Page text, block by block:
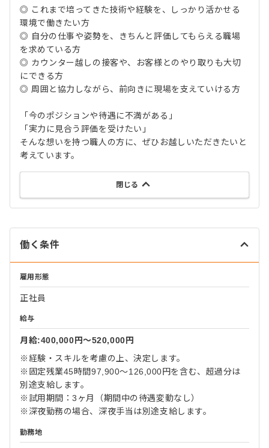
◎ これまで培ってきた技術や経験を、しっかり活かせる
環境で働きたい方
◎ 自分の仕事や姿勢を、きちんと評価してもらえる職場
を求めている方
◎ カウンター越しの接客や、お客様とのやり取りも大切
にできる方
◎ 周囲と協力しながら、前向きに現場を支えていける方
「今のポジションや待遇に不満がある」
「実力に見合う評価を受けたい」
そんな想いを持つ職人の方に、ぜひお越しいただきたいと
考えています。
閉じる
働く条件
雇用形態
正社員
給与
月給:400,000円〜520,000円
※経験・スキルを考慮の上、決定します。
※固定残業45時間97,900～126,000円を含む、超過分は
別途支給します。
※試用期間：3ヶ月（期間中の待遇変動なし）
※深夜勤務の場合、深夜手当は別途支給します。
勤務地